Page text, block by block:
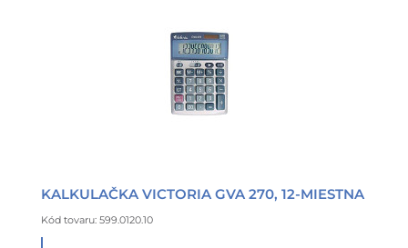
KALKULAČKA VICTORIA GVA 270, 12-MIESTNA
Kód tovaru: 599.0120.10